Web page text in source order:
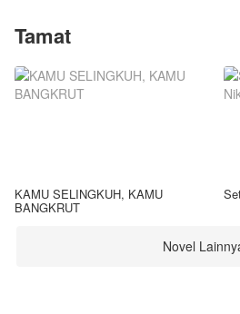
Tamat
KAMU SELINGKUH, KAMU
BANGKRUT
Novel